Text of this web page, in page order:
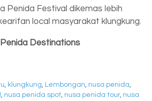
Penida Festival dikemas lebih
local masyarakat klungkung.
Penida Destinations
, klungkung, Lembongan, nusa penida,
, nusa penida spot, nusa penida tour, nusa